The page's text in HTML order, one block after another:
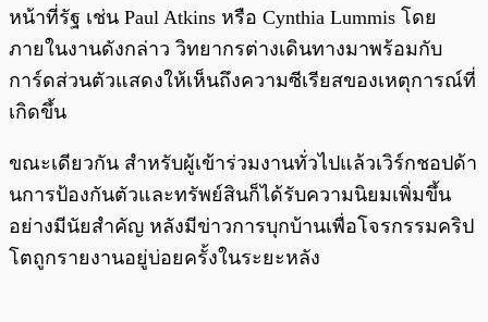
หน้าที่รัฐ เช่น Paul Atkins หรือ Cynthia Lummis โดย
ภายในงานดังกล่าว วิทยากรต่างเดินทางมาพร้อมกับ
การ์ดส่วนตัวแสดงให้เห็นถึงความซีเรียสของเหตุการณ์ที่
เกิดขึ้น
ขณะเดียวกัน สำหรับผู้เข้าร่วมงานทั่วไปแล้วเวิร์กชอปด้า
นการป้องกันตัวและทรัพย์สินก็ได้รับความนิยมเพิ่มขึ้น
อย่างมีนัยสำคัญ หลังมีข่าวการบุกบ้านเพื่อโจรกรรมคริป
โตถูกรายงานอยู่บ่อยครั้งในระยะหลัง